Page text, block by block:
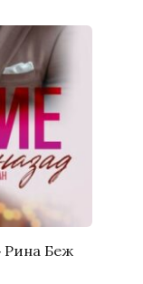
Рина Беж